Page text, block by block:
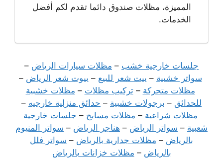
المميزة، مظلات صندوق دائما تقدم لكم أفضل
الخدمات.
جلسات خارجية خشب – مظلات سيارات الرياض –
سواتر خشبية – بيت شعر للبيع – بيوت شعر الرياض –
مظلات متحركة –تركيب مظلات – مظلات خشبية
للحدائق – برجولات خشبية – حدائق منزلية خارجيه –
مظلات شراعية – مظلات مسابح – جلسات خارجية
شعبية – سواتر الرياض – هناجر الرياض – سواتر المنيوم
بالرياض – مظلات جدارية بالرياض – سواتر فلل
بالرياض – مظلات خزانات بالرياض